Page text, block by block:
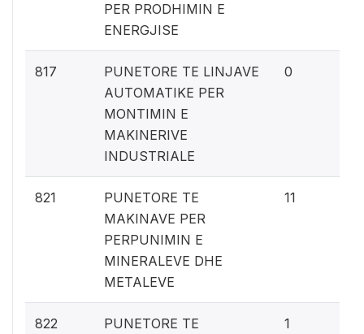
PER PRODHIMIN E
ENERGJISE
817
PUNETORE TE LINJAVE
AUTOMATIKE PER
MONTIMIN E
MAKINERIVE
INDUSTRIALE
0
821
PUNETORE TE
MAKINAVE PER
PERPUNIMIN E
MINERALEVE DHE
METALEVE
11
822
PUNETORE TE
1